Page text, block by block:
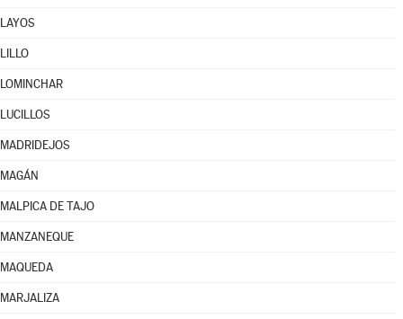
LAYOS
LILLO
LOMINCHAR
LUCILLOS
MADRIDEJOS
MAGÁN
MALPICA DE TAJO
MANZANEQUE
MAQUEDA
MARJALIZA